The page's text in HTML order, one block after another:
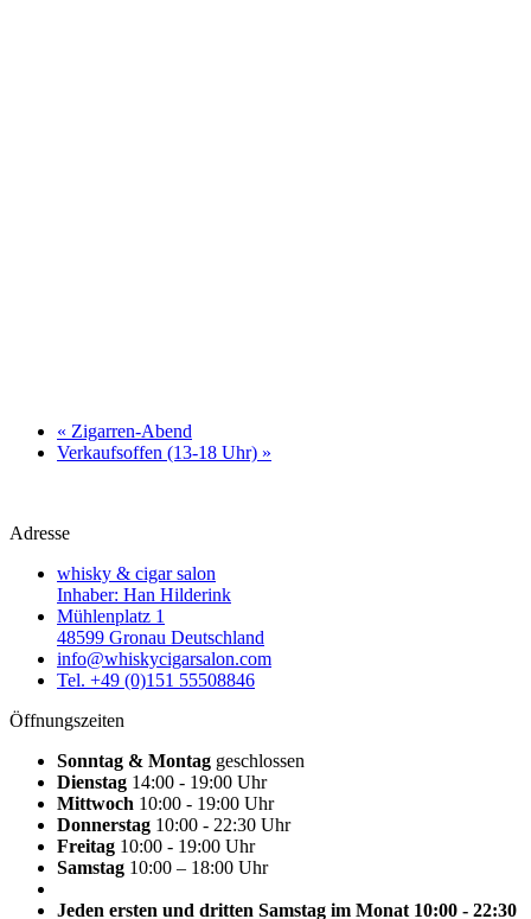
« Zigarren-Abend
Verkaufsoffen (13-18 Uhr) »
Adresse
whisky & cigar salon
Inhaber: Han Hilderink
Mühlenplatz 1
48599 Gronau Deutschland
info@whiskycigarsalon.com
Tel. +49 (0)151 55508846
Öffnungszeiten
Sonntag & Montag geschlossen
Dienstag 14:00 - 19:00 Uhr
Mittwoch 10:00 - 19:00 Uhr
Donnerstag 10:00 - 22:30 Uhr
Freitag 10:00 - 19:00 Uhr
Samstag 10:00 – 18:00 Uhr
Jeden ersten und dritten Samstag im Monat 10:00 - 22:30